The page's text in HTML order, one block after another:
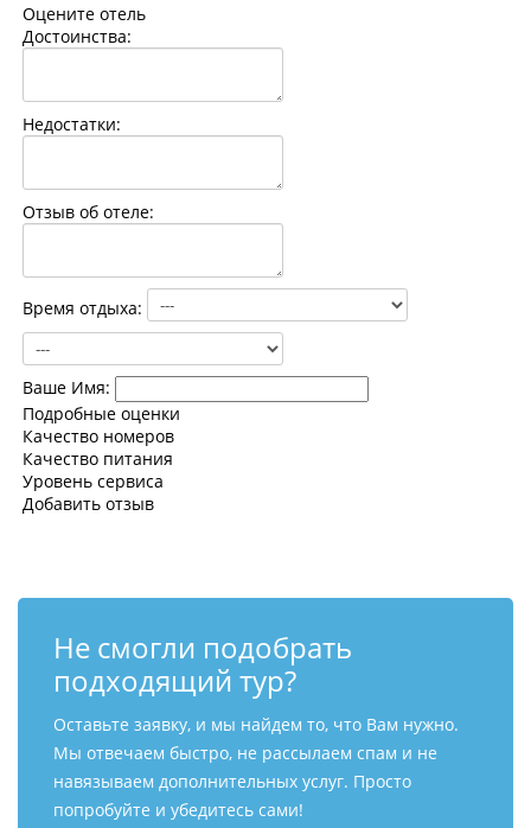
Страны
Оцените отель
Достоинства:
Недостатки:
Отзыв об отеле:
Время отдыха:
Ваше Имя:
Подробные оценки
Качество номеров
Качество питания
Уровень сервиса
Добавить отзыв
Не смогли подобрать
подходящий тур?
Оставьте заявку, и мы найдем то, что Вам нужно.
Мы отвечаем быстро, не рассылаем спам и не
навязываем дополнительных услуг. Просто
попробуйте и убедитесь сами!